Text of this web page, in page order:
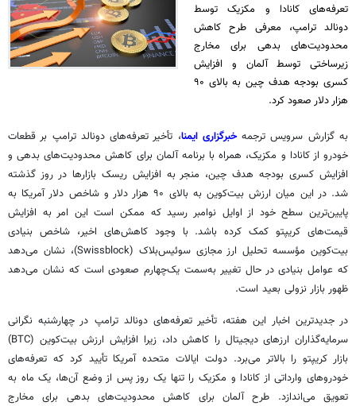
تعرفه‌های کانادا و مکزیک توسط
دونالد ترامپ، معرفی طرح کاهش
محدودیت‌های بدهی برای مخارج
زیرساختی توسط آلمان و افزایش
کسری بودجه هدف چین به بالای ۹۰
هزار دلار صعود کرد.
به گزارش سرویس ترجمهخبرگزاری ایمنا، تأخیر تعرفه‌های دونالد ترامپ بر قطعات
خودرو از کانادا و مکزیک، همراه با برنامه آلمان برای کاهش محدودیت‌های بدهی و
افزایش کسری بودجه هدف چین، منجر به افزایش ریسک بازارها در روز گذشته
شد. در این میان ارزش بیت‌کوین به بالای ۹۰ هزار دلار و شاخص دلار آمریکا به
پایین‌ترین سطح خود از اوایل نوامبر رسید که ممکن است این امر به افزایش
قیمت‌های کریپتوکمک کرده باشد. با وجود کاهش‌های اخیر، شاخص بنیادی
بیت‌کوین مؤسسه تحلیل ارز مجازی سوئیس‌بلاک (Swissblock)، نشان می‌دهد
که عوامل بنیادی در حال تغییر به‌سمت یک‌چهارم صعودی است که نشان می‌دهد
ظهور بازار نزولی بعید است.
در جدیدترین اخبار این هفته، تأخیر تعرفه‌های دونالد ترامپ در چهارشنبه نگرانی
سرمایه‌گذاران ارزهای دیجیتال را کاهش داد، زیرا افزایش ارزش بیت‌کوین (BTC)
بازار کریپتورا بالاتر می‌برد. دولت ایالات متحده آمریکا تأیید کرد که تعرفه‌های
خودروهای وارداتی از کانادا و مکزیک را تنها یک روز پس از وضع آن‌ها، یک ماه به
تعویق می‌اندازد. طرح آلمان برای کاهش محدودیت‌های بدهی برای مخارج